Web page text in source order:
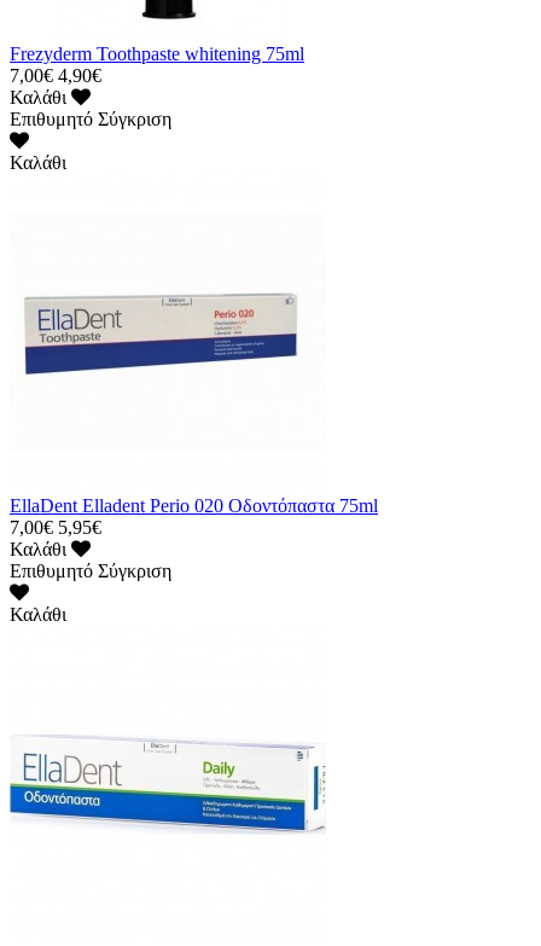
Frezyderm Toothpaste whitening 75ml
7,00€ 4,90€
Καλάθι
Επιθυμητό Σύγκριση
Καλάθι
EllaDent Elladent Perio 020 Οδοντόπαστα 75ml
7,00€ 5,95€
Καλάθι
Επιθυμητό Σύγκριση
Καλάθι